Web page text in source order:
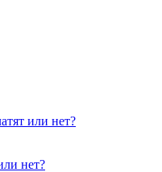
или нет?
нет?